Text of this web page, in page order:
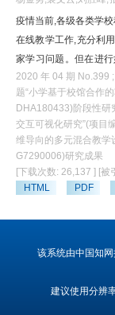
疫情当前,各级各类学
在线教学工作,充分利
家学习问题。但在进
出现了若干问题与挑
高""优质线上资源得不
来自不同学段、不同
流,以期能在新媒体新
整个教育系统落实服务
参考与借鉴。
2020 年 04 期 No.399
题“小学基于校馆合作
DHA180433)阶段性研
交互可视化研究”(项目
维导向的多元混合教
G7290006)研究成果
[下载次数: 26,137 ] [被
HTML
PDF
该系统由中国知
建议使用分辨